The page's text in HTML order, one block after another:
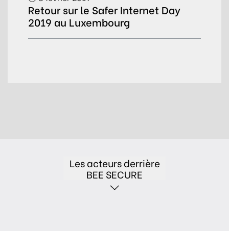
Retour sur le Safer Internet Day
2019 au Luxembourg
Les acteurs derrière
BEE SECURE